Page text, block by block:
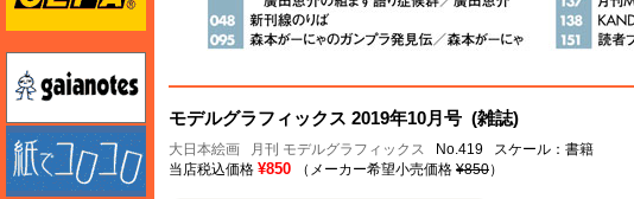
モデルグラフィックス 2019年10月号 (雑誌)
大日本絵画 月刊 モデルグラフィックス No.419 スケール：書籍
当店税込価格 ¥850 （メーカー希望小売価格 ¥850）